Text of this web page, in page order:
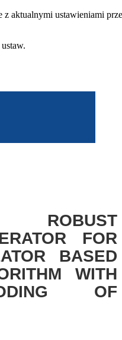
aktualnymi ustawieniami
ROBUST
FOR
BASED
WITH
OF